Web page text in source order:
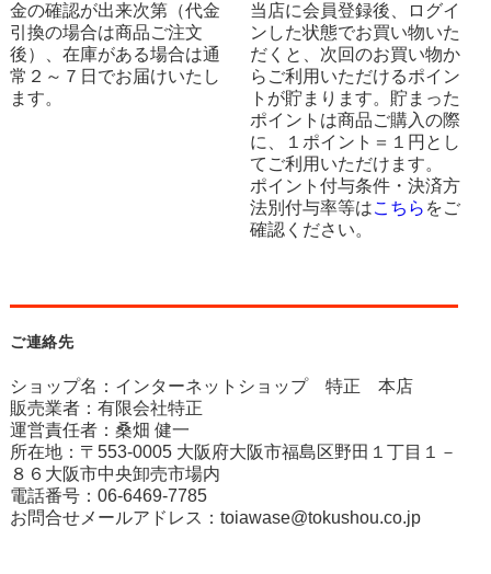
金の確認が出来次第（代金
引換の場合は商品ご注文
後）、在庫がある場合は通
常２～７日でお届けいたし
ます。
当店に会員登録後、ログイ
ンした状態でお買い物いた
だくと、次回のお買い物か
らご利用いただけるポイン
トが貯まります。貯まった
ポイントは商品ご購入の際
に、１ポイント＝１円とし
てご利用いただけます。
ポイント付与条件・決済方
法別付与率等はこちら をご
確認ください。
ご連絡先
ショップ名：インターネットショップ 特正 本店
販売業者：有限会社特正
運営責任者：桑畑 健一
所在地：〒553-0005 大阪府大阪市福島区野田１丁目１－
８６大阪市中央卸売市場内
電話番号：06-6469-7785
お問合せメールアドレス： toiawase@tokushou.co.jp